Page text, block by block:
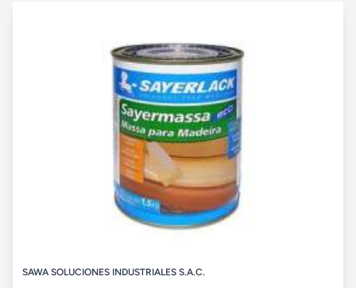
SAWA SOLUCIONES INDUSTRIALES S.A.C.